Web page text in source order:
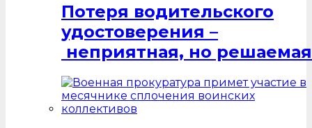
Потеря водительского
удостоверения –
неприятная, но